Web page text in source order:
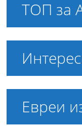
ТОП за
Евреи